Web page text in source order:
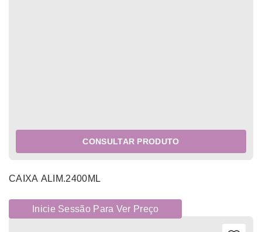
CONSULTAR PRODUTO
CAIXA ALIM.2400ML
Inicie Sessão Para Ver Preço